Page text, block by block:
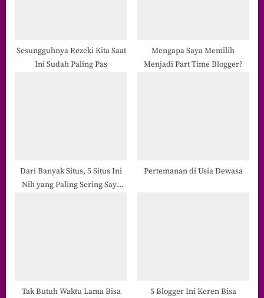
Sesungguhnya Rezeki Kita Saat
Ini Sudah Paling Pas
Mengapa Saya Memilih
Menjadi Part Time Blogger?
Dari Banyak Situs, 5 Situs Ini
Nih yang Paling Sering Saya
Pertemanan di Usia Dewasa
Tak Butuh Waktu Lama Bisa 5 Blogger Ini Keren Bisa